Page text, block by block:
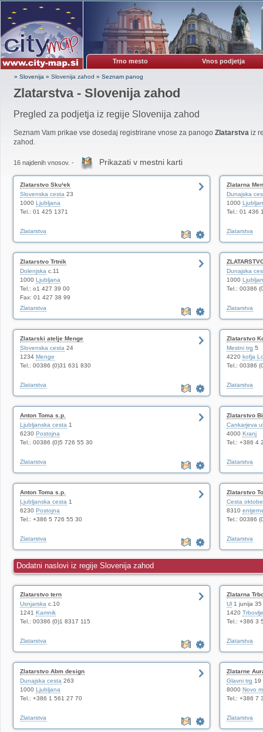
Trno mesto Vnos podjetja
» Slovenija » Slovenija zahod » Seznam panog
Zlatarstva - Slovenija zahod
Pregled za podjetja iz regije Slovenija zahod
Seznam Vam prikae vse dosedaj registrirane vnose za panogo Zlatarstva iz
zahod.
16 najdenih vnosov. - Prikazati v mestni karti
Zlatarstvo Sku¹ek
Slovenska cesta 23
1000 Ljubljana
Tel.: 01 425 1371
Zlatarstva
Zlatarna
Dunajska
1000
Tel.: 01 436
Zlatarstva
Zlatarstvo Trtnik
Dolenjska c.11
1000 Ljubljana
Tel.: o1 427 39 00
Fax: 01 427 38 99
Zlatarstva
Dunajska
1000
Tel.: 00386
Zlatarstva
Zlatarski atelje Menge
Slovenska cesta 24
1234 Menge
Tel.: 00386 (0)31 631 830
Zlatarstva
Zlatarstvo
Mestni trg 5
4220 kofja
Tel.: 00386
Zlatarstva
Anton Toma s.p.
Ljubljanska cesta 1
6230 Postojna
Tel.: 00386 (0)5 726 55 30
Zlatarstva
Zlatarstvo
Cankarjeva
4000 Kranj
Tel.: +386 4
Zlatarstva
Anton Toma s.p.
Ljubljanska cesta 1
6230 Postojna
Tel.: +386 5 726 55 30
Zlatarstva
Zlatarstvo
Cesta
8310
Tel.: 00386
Zlatarstva
Dodatni naslovi iz regije Slovenija zahod
Zlatarstvo tern
Usnjarska c.10
1241 Kamnik
Tel.: 00386 (0)1 8317 115
Zlatarstva
Zlatarna
Ul 1 junija 35
1420 Trbovlje
Tel.: +386 3
Zlatarstva
Zlatarstvo Abm design
Dunajska cesta 263
1000 Ljubljana
Tel.: +386 1 561 27 70
Zlatarstva
Zlatarne
Glavni trg 19
8000 Novo
Tel.: +386 7
Zlatarstva